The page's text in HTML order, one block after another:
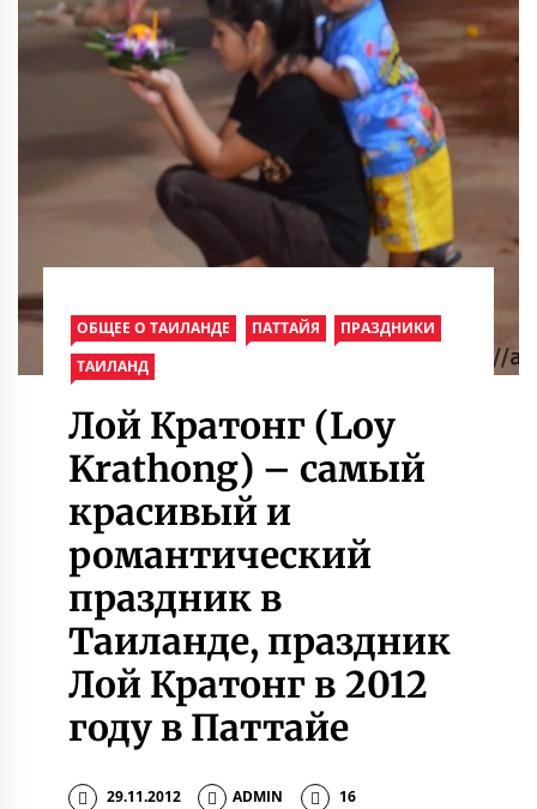
ОБЩЕЕ О ТАИЛАНДЕ ПАТТАЙЯ
ПРАЗДНИКИ
ТАИЛАНД
Лой Кратонг (Loy
Krathong) – самый
красивый и
романтический
праздник в
Таиланде, праздник
Лой Кратонг в 2012
году в Паттайе
29.11.2012 ADMIN 16